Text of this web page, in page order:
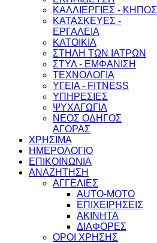
ΚΑΛΛΙΕΡΓΙΕΣ - ΚΗΠΟΣ
ΚΑΤΑΣΚΕΥΕΣ -
ΕΡΓΑΛΕΙΑ
ΚΑΤΟΙΚΙΑ
ΣΤΗΛΗ ΤΩΝ ΙΑΤΡΩΝ
ΣΤΥΛ - ΕΜΦΑΝΙΣΗ
ΤΕΧΝΟΛΟΓΙΑ
ΥΓΕΙΑ - FITNESS
ΥΠΗΡΕΣΙΕΣ
ΨΥΧΑΓΩΓΙΑ
ΝΕΟΣ ΟΔΗΓΟΣ
ΑΓΟΡΑΣ
ΧΡΗΣΙΜΑ
ΗΜΕΡΟΛΟΓΙΟ
ΕΠΙΚΟΙΝΩΝΙΑ
ΑΝΑΖΗΤΗΣΗ
ΑΓΓΕΛΙΕΣ
AUTO-MOTO
ΕΠΙΧΕΙΡΗΣΕΙΣ
ΑΚΙΝΗΤΑ
ΔΙΑΦΟΡΕΣ
ΟΡΟΙ ΧΡΗΣΗΣ